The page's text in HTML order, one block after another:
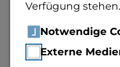
Verfügung stehen.
Notwendige
Externe